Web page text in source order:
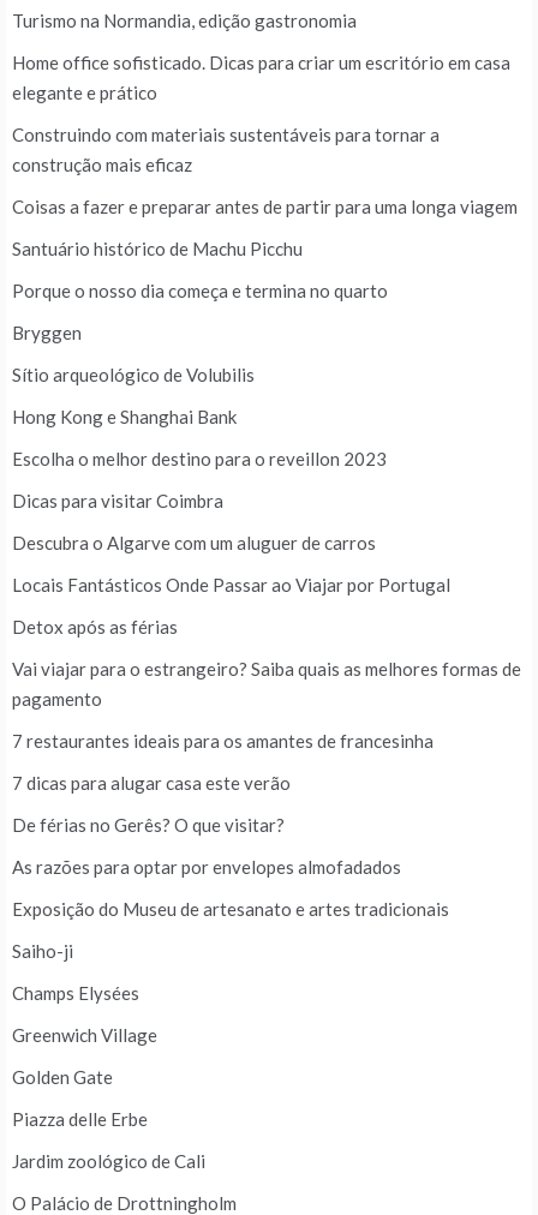
Turismo na Normandia, edição gastronomia
Home office sofisticado. Dicas para criar um escritório em casa
elegante e prático
Construindo com materiais sustentáveis para tornar a
construção mais eficaz
Coisas a fazer e preparar antes de partir para uma longa viagem
Santuário histórico de Machu Picchu
Porque o nosso dia começa e termina no quarto
Bryggen
Sítio arqueológico de Volubilis
Hong Kong e Shanghai Bank
Escolha o melhor destino para o reveillon 2023
Dicas para visitar Coimbra
Descubra o Algarve com um aluguer de carros
Locais Fantásticos Onde Passar ao Viajar por Portugal
Detox após as férias
Vai viajar para o estrangeiro? Saiba quais as melhores formas de
pagamento
7 restaurantes ideais para os amantes de francesinha
7 dicas para alugar casa este verão
De férias no Gerês? O que visitar?
As razões para optar por envelopes almofadados
Exposição do Museu de artesanato e artes tradicionais
Saiho-ji
Champs Elysées
Greenwich Village
Golden Gate
Piazza delle Erbe
Jardim zoológico de Cali
O Palácio de Drottningholm